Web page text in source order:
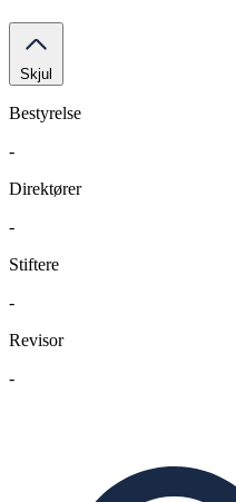
Skjul
Bestyrelse
-
Direktører
-
Stiftere
-
Revisor
-